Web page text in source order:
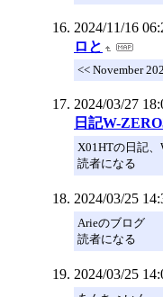
2024/11/16
ロと
<< November
2024/03/27
日記W-
X01HTの日記、
読者になる
2024/03/25
Arieのブログ
読者になる
2024/03/25